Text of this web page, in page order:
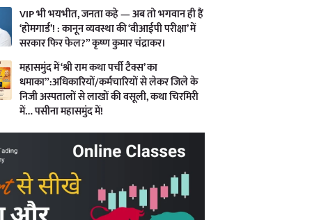
VIP भी भयभीत, जनता कहे — अब तो भगवान ही हैं
‘होमगार्ड’! : कानून व्यवस्था की ‘वीआईपी परीक्षा’ में
सरकार फिर फेल?” कृष्ण कुमार चंद्राकर।
महासमुंद में ‘श्री राम कथा पर्ची टैक्स’ का
धमाका”:अधिकारियों/कर्मचारियों से लेकर जिले के
निजी अस्पतालों से लाखों की वसूली, कथा चिरमिरी
में… पसीना महासमुंद में!